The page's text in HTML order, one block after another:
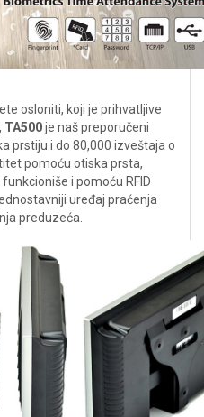
osloniti, koji je prihvatljive
TA500je naš preporučeni
prstiju i do 80,000 izveštaja o
pomoću otiska prsta,
i pomoću RFID
uređaj praćenja
preduzeća.